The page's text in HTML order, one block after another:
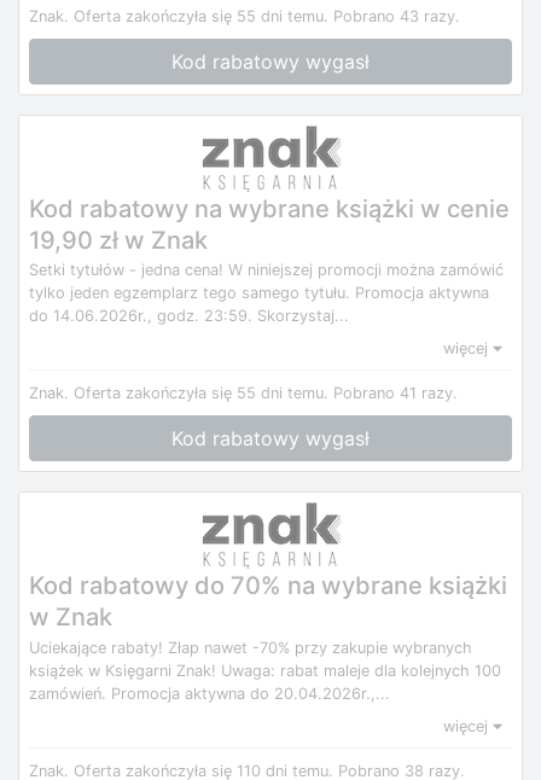
Znak. Oferta zakończyła się 55 dni temu. Pobrano 43 razy.
Kod rabatowy wygasł
Kod rabatowy na wybrane książki w cenie
19,90 zł w Znak
Setki tytułów - jedna cena! W niniejszej promocji można zamówić
tylko jeden egzemplarz tego samego tytułu. Promocja aktywna
do 14.06.2026r., godz. 23:59. Skorzystaj...
więcej
Znak. Oferta zakończyła się 55 dni temu. Pobrano 41 razy.
Kod rabatowy wygasł
Kod rabatowy do 70% na wybrane książki
w Znak
Uciekające rabaty! Złap nawet -70% przy zakupie wybranych
książek w Księgarni Znak! Uwaga: rabat maleje dla kolejnych 100
zamówień. Promocja aktywna do 20.04.2026r.,...
więcej
Znak. Oferta zakończyła się 110 dni temu. Pobrano 38 razy.